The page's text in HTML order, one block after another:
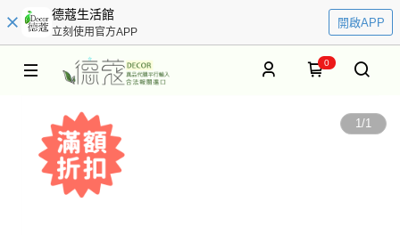
德蔻生活館
立刻使用官方APP
開啟APP
0
1/1